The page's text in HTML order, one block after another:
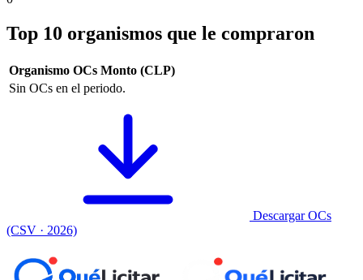
Top 10 organismos que le compraron
Organismo OCs Monto (CLP)
Sin OCs en el periodo.
Descargar OCs
(CSV · 2026)